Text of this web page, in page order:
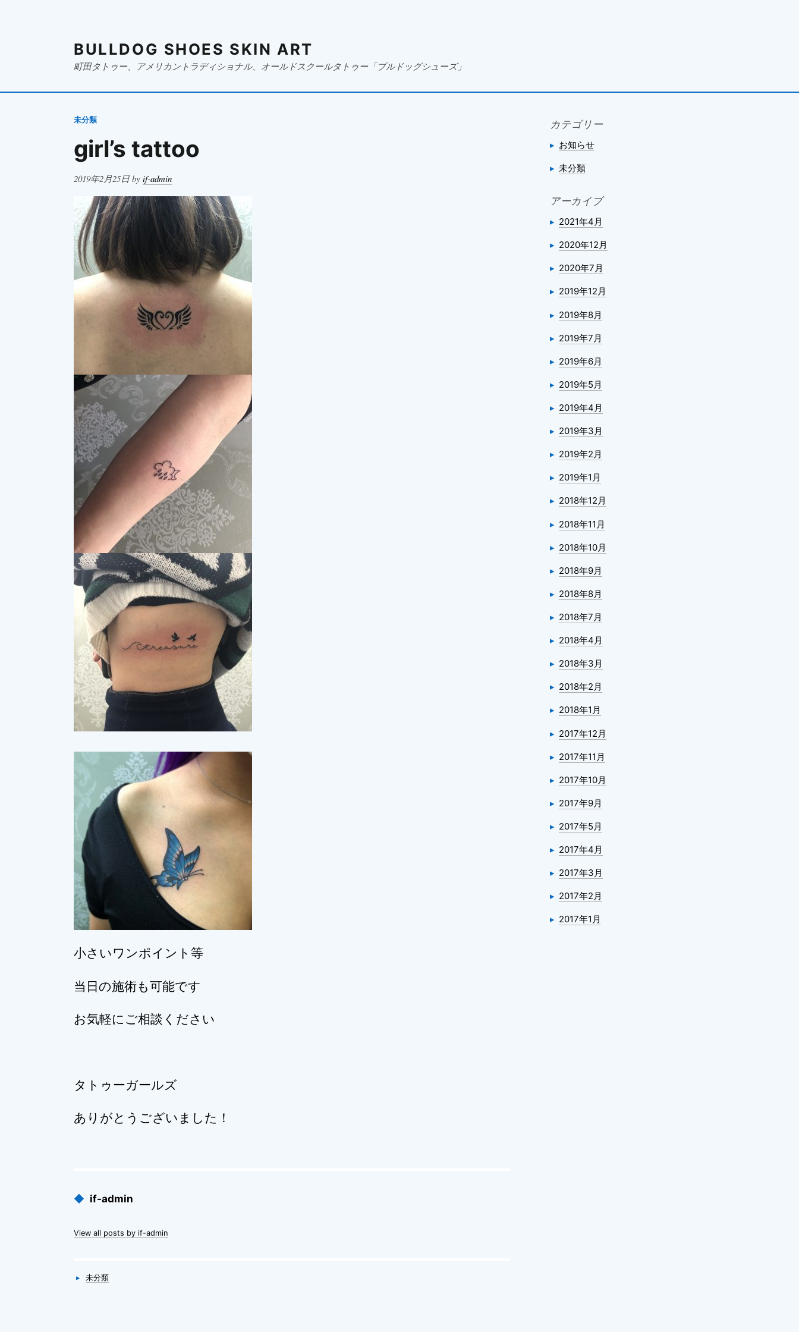
BULLDOG SHOES SKIN ART
町田タトゥー、アメリカントラディショナル、オールドスクールタトゥー「ブルドッグシューズ」
未分類
girl’s tattoo
Posted
2019年2月25日 byif-admin
小さいワンポイント等
当日の施術も可能です
お気軽にご相談ください
タトゥーガールズ
ありがとうございました！
Published
◆ if-admin
View all posts by if-admin
Categories
▸ 未分類
カテゴリー
お知らせ
未分類
アーカイブ
2021年4月
2020年12月
2020年7月
2019年12月
2019年8月
2019年7月
2019年6月
2019年5月
2019年4月
2019年3月
2019年2月
2019年1月
2018年12月
2018年11月
2018年10月
2018年9月
2018年8月
2018年7月
2018年4月
2018年3月
2018年2月
2018年1月
2017年12月
2017年11月
2017年10月
2017年9月
2017年5月
2017年4月
2017年3月
2017年2月
2017年1月